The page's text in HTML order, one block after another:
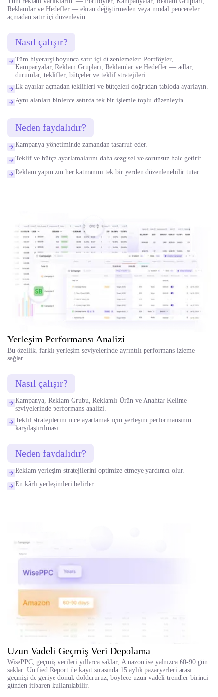
Reklamlar ve Hedefler — ekran değiştirmeden veya modal pencereler
açmadan satır içi düzenleyin.
Nasıl çalışır?
Tüm hiyerarşi boyunca satır içi düzenlemeler: Portföyler,
Kampanyalar, Reklam Grupları, Reklamlar ve Hedefler — adlar,
durumlar, teklifler, bütçeler ve teklif stratejileri.
Ek ayarlar açmadan teklifleri ve bütçeleri doğrudan tabloda ayarlayın.
Aynı alanları binlerce satırda tek bir işlemle toplu düzenleyin.
Neden faydalıdır?
Kampanya yönetiminde zamandan tasarruf eder.
Teklif ve bütçe ayarlamalarını daha sezgisel ve sorunsuz hale getirir.
Reklam yapınızın her katmanını tek bir yerden düzenlenebilir tutar.
Yerleşim Performansı Analizi
Bu özellik, farklı yerleşim seviyelerinde ayrıntılı performans izleme
sağlar.
Nasıl çalışır?
Kampanya, Reklam Grubu, Reklamlı Ürün ve Anahtar Kelime
seviyelerinde performans analizi.
Teklif stratejilerini ince ayarlamak için yerleşim performansının
karşılaştırılması.
Neden faydalıdır?
Reklam yerleşim stratejilerini optimize etmeye yardımcı olur.
En kârlı yerleşimleri belirler.
Uzun Vadeli Geçmiş Veri Depolama
WisePPC, geçmiş verileri yıllarca saklar; Amazon ise yalnızca 60-90 gün
saklar. Unified Report ile kayıt sırasında 15 aylık pazaryerleri arası
geçmişi de geriye dönük doldururuz, böylece uzun vadeli trendler birinci
günden itibaren kullanılabilir.